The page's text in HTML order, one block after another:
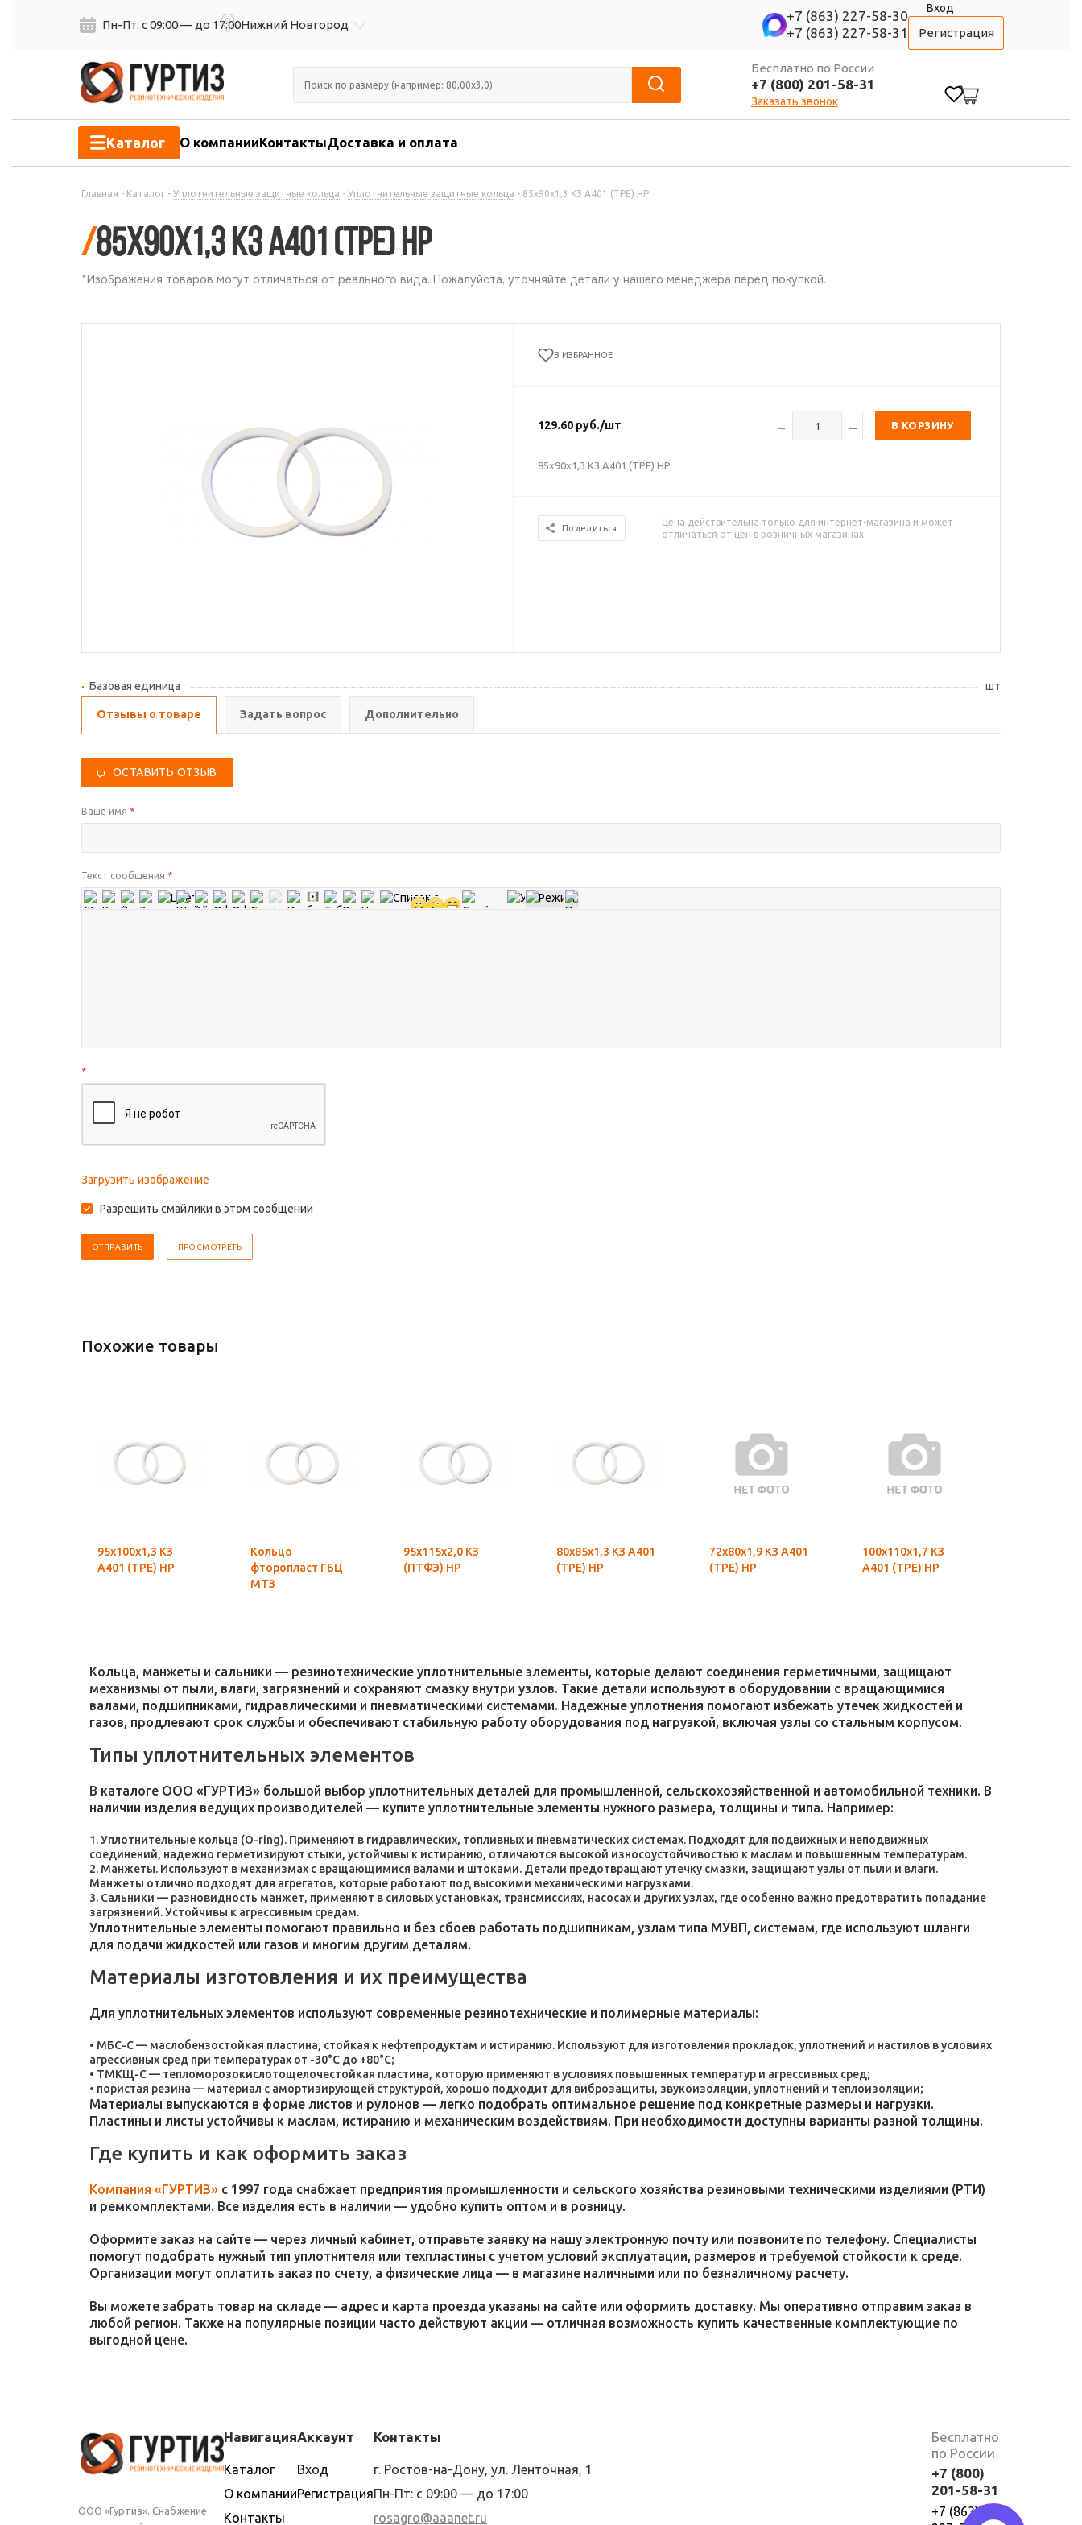
Пн-Пт: с 09:00 — до 17:00Нижний Новгород
+7 (863) 227-58-30
+7 (863) 227-58-31
Вход
Регистрация
Бесплатно по России
+7 (800) 201-58-31
Заказать звонок
Каталог О компанииКонтактыДоставка и оплата
Главная - Каталог - Уплотнительные защитные кольца - Уплотнительные защитные кольца - 85х90х1,3 КЗ А401 (ТРЕ) НР
/85х90х1,3 КЗ А401 (ТРЕ) НР
*Изображения товаров могут отличаться от реального вида. Пожалуйста, уточняйте детали у нашего менеджера перед покупкой.
В ИЗБРАННОЕ
129.60руб./шт В КОРЗИНУ
85х90х1,3 КЗ А401 (ТРЕ) НР
Поделиться
Цена действительна только для интернет-магазина и может
отличаться от цен в розничных магазинах
Базовая единица шт
Отзывы о товаре Задать вопрос Дополнительно
ОСТАВИТЬ ОТЗЫВ
Ваше имя *
Текст сообщения *
*
Загрузить изображение
Разрешить смайлики в этом сообщении
Похожие товары
95х100х1,3 КЗ
А401 (ТРЕ) НР
Кольцо
фторопласт ГБЦ
МТЗ
95х115х2,0 КЗ
(ПТФЭ) НР
80х85х1,3 КЗ А401
(ТРЕ) НР
72х80х1,9 КЗ А401
(ТРЕ) НР
100х110х1,7 КЗ
А401 (ТРЕ) НР
Кольца, манжеты и сальники — резинотехнические уплотнительные элементы, которые делают соединения герметичными, защищают
механизмы от пыли, влаги, загрязнений и сохраняют смазку внутри узлов. Такие детали используют в оборудовании с вращающимися
валами, подшипниками, гидравлическими и пневматическими системами. Надежные уплотнения помогают избежать утечек жидкостей и
газов, продлевают срок службы и обеспечивают стабильную работу оборудования под нагрузкой, включая узлы со стальным корпусом.
Типы уплотнительных элементов
В каталоге ООО «ГУРТИЗ» большой выбор уплотнительных деталей для промышленной, сельскохозяйственной и автомобильной техники. В
наличии изделия ведущих производителей — купите уплотнительные элементы нужного размера, толщины и типа. Например:
Уплотнительные кольца (O-ring). Применяют в гидравлических, топливных и пневматических системах. Подходят для подвижных и неподвижных
соединений, надежно герметизируют стыки, устойчивы к истиранию, отличаются высокой износоустойчивостью к маслам и повышенным температурам.
Манжеты. Используют в механизмах с вращающимися валами и штоками. Детали предотвращают утечку смазки, защищают узлы от пыли и влаги.
Манжеты отлично подходят для агрегатов, которые работают под высокими механическими нагрузками.
Сальники — разновидность манжет, применяют в силовых установках, трансмиссиях, насосах и других узлах, где особенно важно предотвратить попадание
загрязнений. Устойчивы к агрессивным средам.
Уплотнительные элементы помогают правильно и без сбоев работать подшипникам, узлам типа МУВП, системам, где используют шланги
для подачи жидкостей или газов и многим другим деталям.
Материалы изготовления и их преимущества
Для уплотнительных элементов используют современные резинотехнические и полимерные материалы:
МБС-С — маслобензостойкая пластина, стойкая к нефтепродуктам и истиранию. Используют для изготовления прокладок, уплотнений и настилов в условиях
агрессивных сред при температурах от -30°C до +80°C;
ТМКЩ-С — тепломорозокислотощелочестойкая пластина, которую применяют в условиях повышенных температур и агрессивных сред;
пористая резина — материал с амортизирующей структурой, хорошо подходит для виброзащиты, звукоизоляции, уплотнений и теплоизоляции;
Материалы выпускаются в форме листов и рулонов — легко подобрать оптимальное решение под конкретные размеры и нагрузки.
Пластины и листы устойчивы к маслам, истиранию и механическим воздействиям. При необходимости доступны варианты разной толщины.
Где купить и как оформить заказ
Компания «ГУРТИЗ» с 1997 года снабжает предприятия промышленности и сельского хозяйства резиновыми техническими изделиями (РТИ)
и ремкомплектами. Все изделия есть в наличии — удобно купить оптом и в розницу.
Оформите заказ на сайте — через личный кабинет, отправьте заявку на нашу электронную почту или позвоните по телефону. Специалисты
помогут подобрать нужный тип уплотнителя или техпластины с учетом условий эксплуатации, размеров и требуемой стойкости к среде.
Организации могут оплатить заказ по счету, а физические лица — в магазине наличными или по безналичному расчету.
Вы можете забрать товар на складе — адрес и карта проезда указаны на сайте или оформить доставку. Мы оперативно отправим заказ в
любой регион. Также на популярные позиции часто действуют акции — отличная возможность купить качественные комплектующие по
выгодной цене.
ООО «Гуртиз». Снабжение
Навигация
Каталог
О компании
Контакты
Аккаунт
Вход
Регистрация
Контакты
г. Ростов-на-Дону, ул. Ленточная, 1
Пн-Пт: с 09:00 — до 17:00
rosagro@aaanet.ru
Бесплатно
по России
+7 (800)
201-58-31
+7 (863)